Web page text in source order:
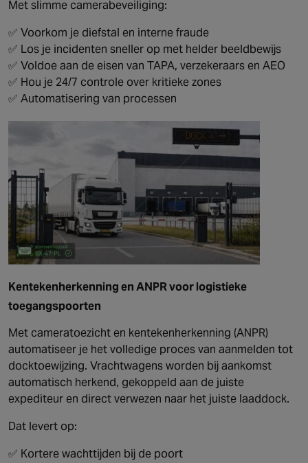
Met slimme camerabeveiliging:
✅ Voorkom je diefstal en interne fraude
✅ Los je incidenten sneller op met helder beeldbewijs
✅ Voldoe aan de eisen van TAPA, verzekeraars en AEO
✅ Hou je 24/7 controle over kritieke zones
✅ Automatisering van processen
Kentekenherkenning en ANPR voor logistieke
toegangspoorten
Met cameratoezicht en kentekenherkenning (ANPR)
automatiseer je het volledige proces van aanmelden tot
docktoewijzing. Vrachtwagens worden bij aankomst
automatisch herkend, gekoppeld aan de juiste
expediteur en direct verwezen naar het juiste laaddock.
Dat levert op:
✅ Kortere wachttijden bij de poort